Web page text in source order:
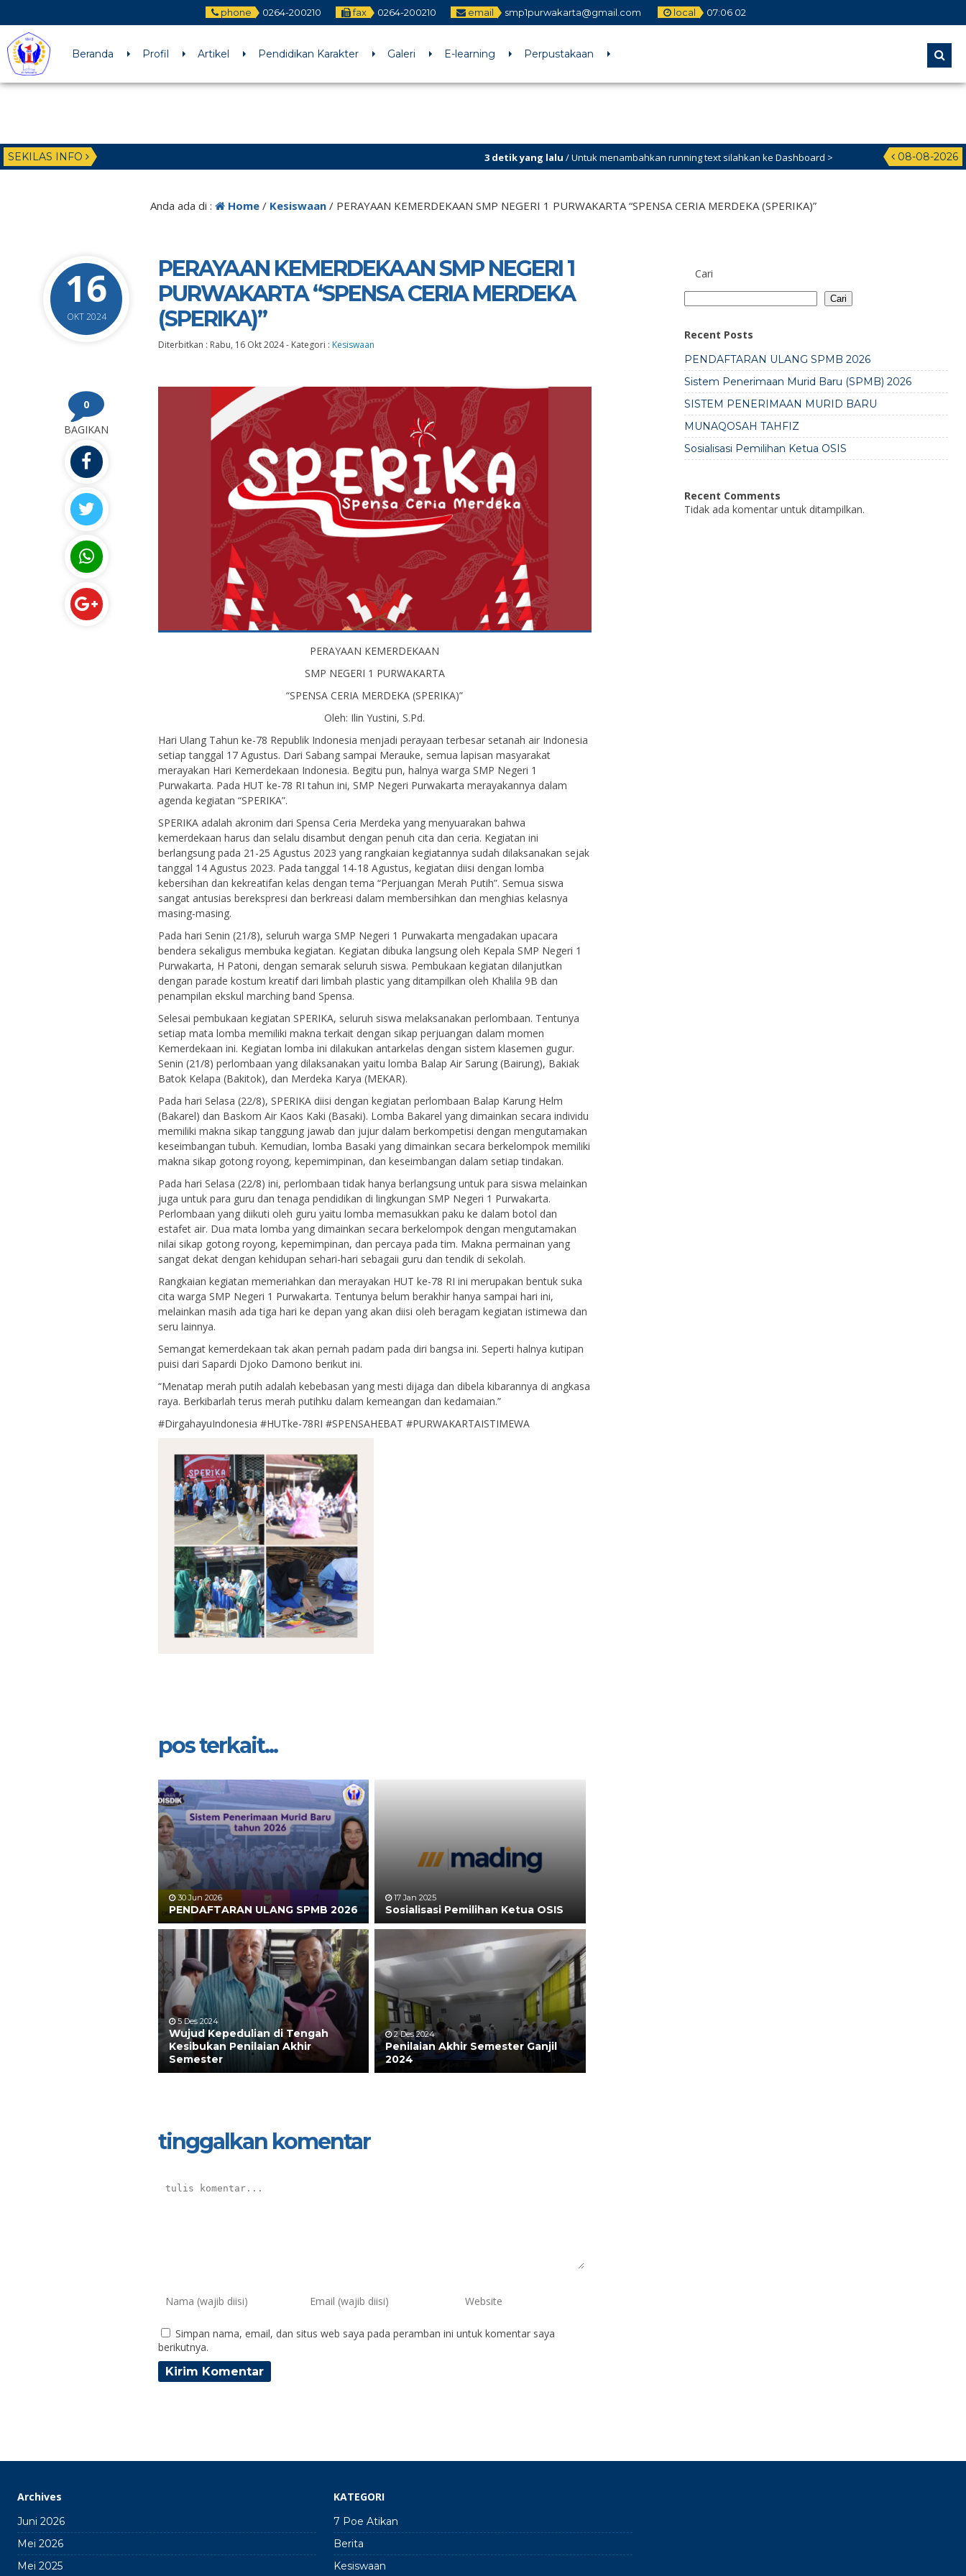
phone 0264-200210 fax 0264-200210 email smp1purwakarta@gmail.com local 07:06 03
Beranda Profil Artikel Pendidikan Karakter Galeri E-learning Perpustakaan
SEKILAS INFO 08-08-2026
3 detik yang lalu/ Untuk menambahkan running text silahkan ke Dashboard >
Sekilas Info
Anda ada di : Home/ Kesiswaan/ PERAYAAN KEMERDEKAAN SMP NEGERI 1 PURWAKARTA “SPENSA CERIA MERDEKA (SPERIKA)”
16
OKT 2024
PERAYAAN KEMERDEKAAN SMP NEGERI 1
PURWAKARTA “SPENSA CERIA MERDEKA
(SPERIKA)”
Diterbitkan : Rabu, 16 Okt 2024- Kategori : Kesiswaan
0
BAGIKAN
PERAYAAN KEMERDEKAAN
SMP NEGERI 1 PURWAKARTA
“SPENSA CERIA MERDEKA (SPERIKA)”
Oleh: Ilin Yustini, S.Pd.
Hari Ulang Tahun ke-78 Republik Indonesia menjadi perayaan terbesar setanah air Indonesia
setiap tanggal 17 Agustus. Dari Sabang sampai Merauke, semua lapisan masyarakat
merayakan Hari Kemerdekaan Indonesia. Begitu pun, halnya warga SMP Negeri 1
Purwakarta. Pada HUT ke-78 RI tahun ini, SMP Negeri Purwakarta merayakannya dalam
agenda kegiatan “SPERIKA”.
SPERIKA adalah akronim dari Spensa Ceria Merdeka yang menyuarakan bahwa
kemerdekaan harus dan selalu disambut dengan penuh cita dan ceria. Kegiatan ini
berlangsung pada 21-25 Agustus 2023 yang rangkaian kegiatannya sudah dilaksanakan sejak
tanggal 14 Agustus 2023. Pada tanggal 14-18 Agustus, kegiatan diisi dengan lomba
kebersihan dan kekreatifan kelas dengan tema “Perjuangan Merah Putih”. Semua siswa
sangat antusias berekspresi dan berkreasi dalam membersihkan dan menghias kelasnya
masing-masing.
Pada hari Senin (21/8), seluruh warga SMP Negeri 1 Purwakarta mengadakan upacara
bendera sekaligus membuka kegiatan. Kegiatan dibuka langsung oleh Kepala SMP Negeri 1
Purwakarta, H Patoni, dengan semarak seluruh siswa. Pembukaan kegiatan dilanjutkan
dengan parade kostum kreatif dari limbah plastic yang ditampilkan oleh Khalila 9B dan
penampilan ekskul marching band Spensa.
Selesai pembukaan kegiatan SPERIKA, seluruh siswa melaksanakan perlombaan. Tentunya
setiap mata lomba memiliki makna terkait dengan sikap perjuangan dalam momen
Kemerdekaan ini. Kegiatan lomba ini dilakukan antarkelas dengan sistem klasemen gugur.
Senin (21/8) perlombaan yang dilaksanakan yaitu lomba Balap Air Sarung (Bairung), Bakiak
Batok Kelapa (Bakitok), dan Merdeka Karya (MEKAR).
Pada hari Selasa (22/8), SPERIKA diisi dengan kegiatan perlombaan Balap Karung Helm
(Bakarel) dan Baskom Air Kaos Kaki (Basaki). Lomba Bakarel yang dimainkan secara individu
memiliki makna sikap tanggung jawab dan jujur dalam berkompetisi dengan mengutamakan
keseimbangan tubuh. Kemudian, lomba Basaki yang dimainkan secara berkelompok memiliki
makna sikap gotong royong, kepemimpinan, dan keseimbangan dalam setiap tindakan.
Pada hari Selasa (22/8) ini, perlombaan tidak hanya berlangsung untuk para siswa melainkan
juga untuk para guru dan tenaga pendidikan di lingkungan SMP Negeri 1 Purwakarta.
Perlombaan yang diikuti oleh guru yaitu lomba memasukkan paku ke dalam botol dan
estafet air. Dua mata lomba yang dimainkan secara berkelompok dengan mengutamakan
nilai sikap gotong royong, kepemimpinan, dan percaya pada tim. Makna permainan yang
sangat dekat dengan kehidupan sehari-hari sebagaii guru dan tendik di sekolah.
Rangkaian kegiatan memeriahkan dan merayakan HUT ke-78 RI ini merupakan bentuk suka
cita warga SMP Negeri 1 Purwakarta. Tentunya belum berakhir hanya sampai hari ini,
melainkan masih ada tiga hari ke depan yang akan diisi oleh beragam kegiatan istimewa dan
seru lainnya.
Semangat kemerdekaan tak akan pernah padam pada diri bangsa ini. Seperti halnya kutipan
puisi dari Sapardi Djoko Damono berikut ini.
“Menatap merah putih adalah kebebasan yang mesti dijaga dan dibela kibarannya di angkasa
raya. Berkibarlah terus merah putihku dalam kemeangan dan kedamaian.”
#DirgahayuIndonesia #HUTke-78RI #SPENSAHEBAT #PURWAKARTAISTIMEWA
pos terkait...
30 Jun 2026
PENDAFTARAN ULANG SPMB 2026
17 Jan 2025
Sosialisasi Pemilihan Ketua OSIS
5 Des 2024
Wujud Kepedulian di Tengah
Kesibukan Penilaian Akhir
Semester
2 Des 2024
Penilaian Akhir Semester Ganjil
2024
tinggalkan komentar
Simpan nama, email, dan situs web saya pada peramban ini untuk komentar saya
berikutnya.
Cari
Cari
Recent Posts
PENDAFTARAN ULANG SPMB 2026
Sistem Penerimaan Murid Baru (SPMB) 2026
SISTEM PENERIMAAN MURID BARU
MUNAQOSAH TAHFIZ
Sosialisasi Pemilihan Ketua OSIS
Recent Comments
Tidak ada komentar untuk ditampilkan.
Archives
Juni 2026
Mei 2026
Mei 2025
KATEGORI
7 Poe Atikan
Berita
Kesiswaan